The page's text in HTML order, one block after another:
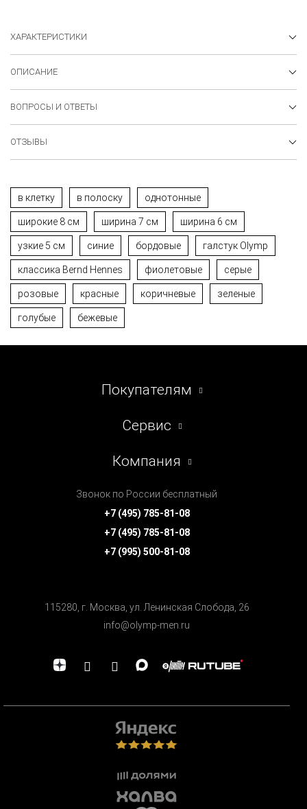
ХАРАКТЕРИСТИКИ
ОПИСАНИЕ
ВОПРОСЫ И ОТВЕТЫ
ОТЗЫВЫ
в клетку в полоску однотонные
широкие 8 см ширина 7 см ширина 6 см
узкие 5 см синие бордовые галстук Olymp
классика Bernd Hennes фиолетовые серые
розовые красные коричневые зеленые
голубые бежевые
Покупателям
Сервис
Компания
Звонок по России бесплатный
+7 (495) 785-81-08
+7 (495) 785-81-08
+7 (995) 500-81-08
115280, г. Москва, ул. Ленинская Cлобода, 26
info@olymp-men.ru